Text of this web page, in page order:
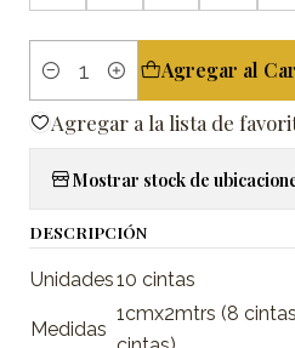
Cantidad
Agregar al
Agregar a la lista de
Mostrar stock de
DESCRIPCIÓN
Unidades10 cintas
Medidas
1cmx2mtrs (8